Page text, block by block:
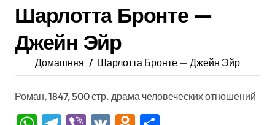
Шарлотта Бронте —
Джейн Эйр
Домашняя Шарлотта Бронте — Джейн Эйр
Роман, 1847, 500 стр. драма человеческих отношений